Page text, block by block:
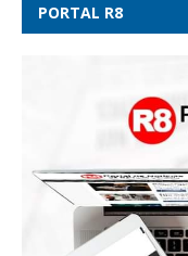
PORTAL R8